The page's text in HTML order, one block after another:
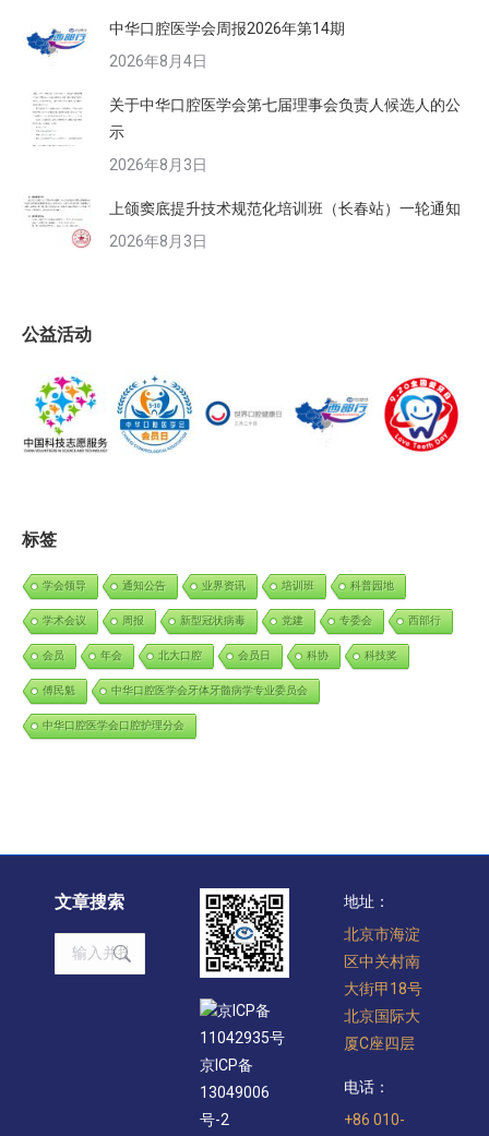
中华口腔医学会周报2026年第14期
2026年8月4日
关于中华口腔医学会第七届理事会负责人候选人的公
示
2026年8月3日
上颌窦底提升技术规范化培训班（长春站）一轮通知
2026年8月3日
公益活动
标签
学会领导 通知公告 业界资讯 培训班 科普园地
学术会议 周报 新型冠状病毒 党建 专委会 西部行
会员 年会 北大口腔 会员日 科协 科技奖
傅民魁 中华口腔医学会牙体牙髓病学专业委员会
中华口腔医学会口腔护理分会
文章搜索
Search:
京ICP备
11042935号
京ICP备
13049006
号-2
地址：
北京市海淀
区中关村南
大街甲18号
北京国际大
厦C座四层
电话：
+86 010-